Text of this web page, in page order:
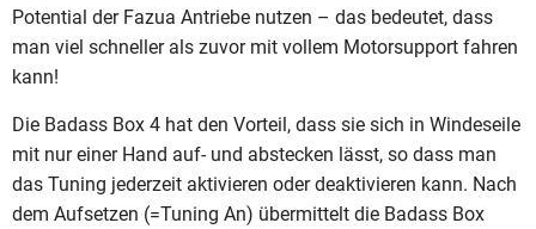
Potential der Fazua Antriebe nutzen – das bedeutet, dass
man viel schneller als zuvor mit vollem Motorsupport fahren
kann!
Die Badass Box 4 hat den Vorteil, dass sie sich in Windeseile
mit nur einer Hand auf- und abstecken lässt, so dass man
das Tuning jederzeit aktivieren oder deaktivieren kann. Nach
dem Aufsetzen (=Tuning An) übermittelt die Badass Box